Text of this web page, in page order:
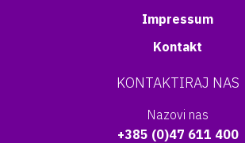
Impressum
Kontakt
KONTAKTIRAJ NAS
Nazovi nas
+385 (0)47 611 400